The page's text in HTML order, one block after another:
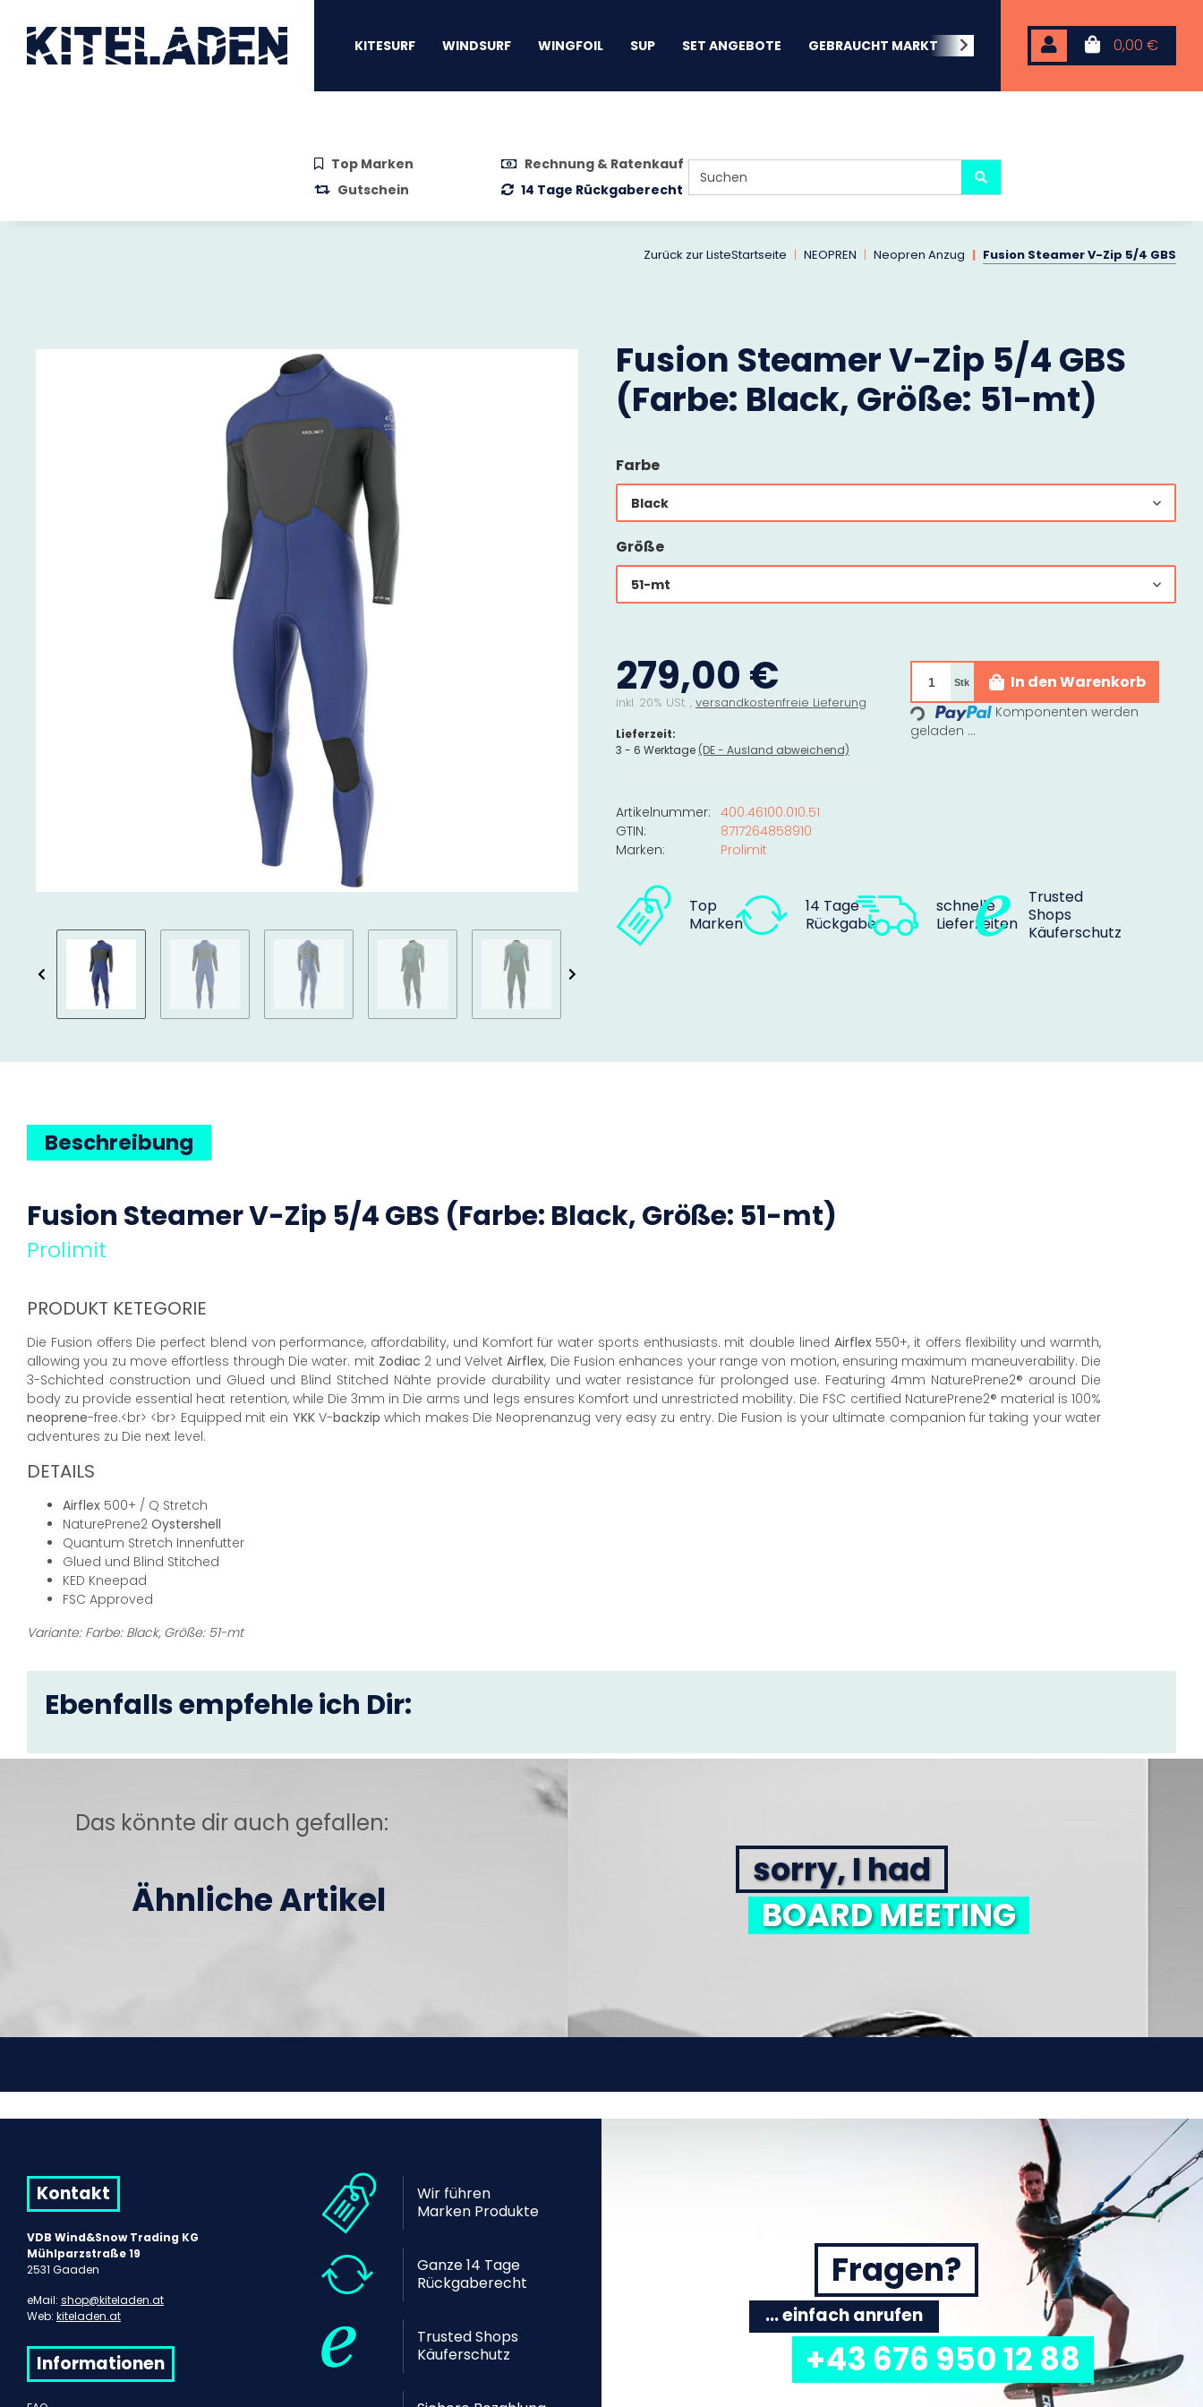
0,00 €
KITESURF WINDSURF WINGFOIL SUP SET ANGEBOTE GEBRAUCHT MARKT BEACHWEAR NEOPREN
Top Marken
Rechnung & Ratenkauf
Gutschein
14 Tage Rückgaberecht
Zurück zur ListeStartseite NEOPREN Neopren Anzug Fusion Steamer V-Zip 5/4 GBS
Fusion Steamer V-Zip 5/4 GBS
(Farbe: Black, Größe: 51-mt)
Farbe
Black
Größe
51-mt
279,00 €
inkl. 20% USt. , versandkostenfreie Lieferung
Lieferzeit:
3 - 6 Werktage (DE - Ausland abweichend)
Stk In den Warenkorb
Loading...
Komponenten werden
geladen ...
Artikelnummer: 400.46100.010.51
GTIN:
8717264858910
Marken:
Prolimit
Top
Marken
14 Tage
Rückgabe
schnelle
Lieferzeiten
Trusted
Shops
Käuferschutz
Beschreibung
Fusion Steamer V-Zip 5/4GBS (Farbe: Black, Größe: 51-mt)
Prolimit
PRODUKT KETEGORIE
Die Fusion offers Die perfect blend von performance, affordability, und Komfort für water sports enthusiasts. mit double lined Airflex550+, it offers flexibility und warmth,
allowing you zu move effortless through Die water. mit Zodiac 2 und VelvetAirflex, Die Fusion enhances your range von motion, ensuring maximum maneuverability. Die
3-Schichted construction und Glued und Blind Stitched Nähte provide durability und water resistance für prolonged use. Featuring 4mm NaturePrene2® around Die
body zu provide essential heat retention, while Die 3mm in Die arms und legs ensures Komfort und unrestricted mobility. Die FSC certified NaturePrene2® material is 100%
neoprene-free.<br> <br> Equipped mit ein YKKV-backzip which makes Die Neoprenanzug very easy zu entry. Die Fusion is your ultimate companion für taking your water
adventures zu Die next level.
DETAILS
Airflex 500+ / Q Stretch
NaturePrene2 Oystershell
Quantum Stretch Innenfutter
Glued und Blind Stitched
KED Kneepad
FSC Approved
Variante: Farbe: Black, Größe: 51-mt
Ebenfalls empfehle ich Dir:
Das könnte dir auch gefallen:
Ähnliche Artikel
sorry, I had
BOARD MEETING
Kontakt
VDB Wind&Snow Trading KG
Mühlparzstraße 19
2531 Gaaden
eMail: shop@kiteladen.at
Web: kiteladen.at
Informationen
Wir führen
Marken Produkte
Ganze 14 Tage
Rückgaberecht
Trusted Shops
Käuferschutz
Fragen?
... einfach anrufen
+43 676 950 12 88